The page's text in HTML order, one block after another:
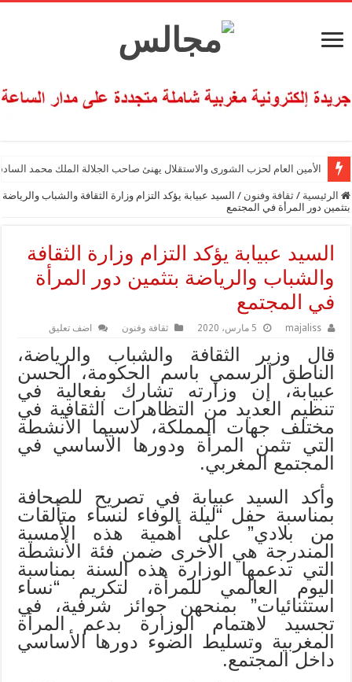
الأمين العام لحزب الشورى والاستقلال يهنئ صاحب الجلالة الملك محمد
الرئيسية / ثقافة وفنون / السيد عبيابة يؤكد التزام وزارة الثقافة والشباب والرياضة
بتثمين دور المرأة في المجتمع
السيد عبيابة يؤكد التزام وزارة الثقافة
والشباب والرياضة بتثمين دور المرأة
في المجتمع
majaliss 5 مارس، 2020 ثقافة وفنون اضف تعليق
قال وزير الثقافة والشباب والرياضة،
الناطق الرسمي باسم الحكومة، الحسن
عبيابة، إن وزارته تشارك بفعالية في
تنظيم العديد من التظاهرات الثقافية في
مختلف جهات المملكة، لاسيما الأنشطة
التي تثمن المرأة ودورها الأساسي في
المجتمع المغربي.
وأكد السيد عبيابة في تصريح للصحافة
بمناسبة حفل “ليلة الوفاء لنساء متألقات
من بلادي” على أهمية هذه الأمسية
المندرجة هي الأخرى ضمن فئة الأنشطة
التي تدعمها الوزارة هذه السنة بمناسبة
اليوم العالمي للمرأة، لتكريم “نساء
استثنائيات” بمنحهن جوائز شرفية، في
تجسيد لاهتمام الوزارة بدعم المرأة
المغربية وتسليط الضوء دورها الأساسي
داخل المجتمع.